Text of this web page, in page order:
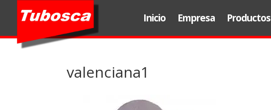
Inicio Empresa Productos
valenciana1